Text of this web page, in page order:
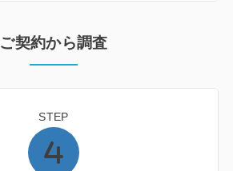
ご契約から調査
STEP